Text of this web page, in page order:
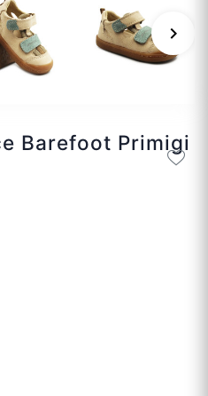
keyboard_arrow_right
Barefoot Primigi